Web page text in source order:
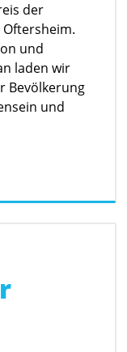
der
und
laden wir
Bevölkerung
und